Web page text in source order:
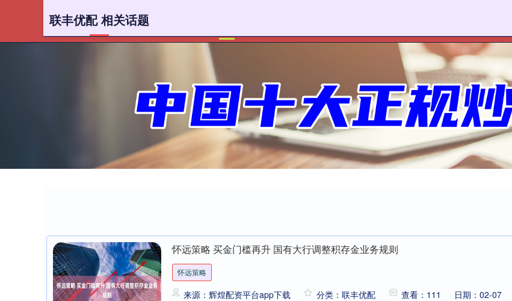
联丰优配 相关话题
怀远策略 买金门槛再升 国有大行调整积存金业务规则
怀远策略
来源：辉煌配资平台app下载 分类：联丰优配 查看：111
日期：02-07